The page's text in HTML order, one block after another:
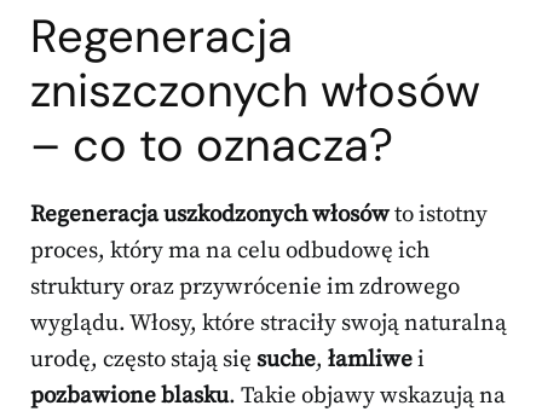
Regeneracja
zniszczonych włosów
– co to oznacza?
Regeneracja uszkodzonych włosówto istotny
proces, który ma na celu odbudowę ich
struktury oraz przywrócenie im zdrowego
wyglądu. Włosy, które straciły swoją naturalną
urodę, często stają się suche, łamliwei
pozbawione blasku. Takie objawy wskazują na